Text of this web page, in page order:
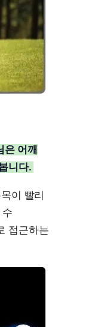
어깨
니다.
이 빨리
접근하는